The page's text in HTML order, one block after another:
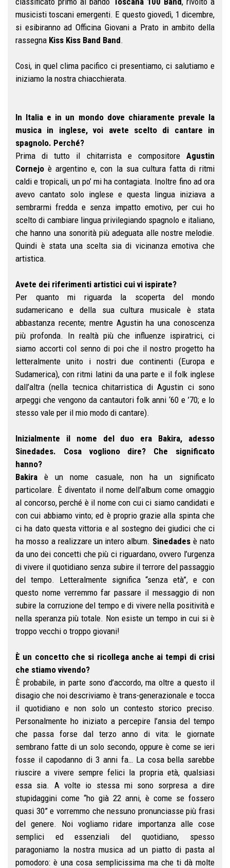
musicisti toscani emergenti. E questo giovedì, 1 dicembre,
si esibiranno ad Officina Giovani a Prato in ambito della
rassegna Kiss Kiss Band Band.
Cosi, in quel clima pacifico ci presentiamo, ci salutiamo e
iniziamo la nostra chiacchierata.
In Italia e in un mondo dove chiaramente prevale la
musica in inglese, voi avete scelto di cantare in
spagnolo. Perché?
Prima di tutto il chitarrista e compositore Agustin
Cornejo è argentino e, con la sua cultura fatta di ritmi
caldi e tropicali, un po’ mi ha contagiata. Inoltre fino ad ora
avevo cantato solo inglese e questa lingua iniziava a
sembrarmi fredda e senza impatto emotivo, per cui ho
scelto di cambiare lingua privilegiando spagnolo e italiano,
che hanno una sonorità più adeguata alle nostre melodie.
Quindi è stata una scelta sia di vicinanza emotiva che
artistica.
Avete dei riferimenti artistici cui vi ispirate?
Per quanto mi riguarda la scoperta del mondo
sudamericano e della sua cultura musicale è stata
abbastanza recente; mentre Agustin ha una conoscenza
più profonda. In realtà più che influenze ispiratrici, ci
siamo accorti col senno di poi che il nostro progetto ha
letteralmente unito i nostri due continenti (Europa e
Sudamerica), con ritmi latini da una parte e il folk inglese
dall’altra (nella tecnica chitarristica di Agustin ci sono
arpeggi che vengono da cantautori folk anni ‘60 e ’70; e lo
stesso vale per il mio modo di cantare).
Inizialmente il nome del duo era Bakira, adesso
Sinedades. Cosa vogliono dire? Che significato
hanno?
Bakira è un nome casuale, non ha un significato
particolare. È diventato il nome dell’album come omaggio
al concorso, perché è il nome con cui ci siamo candidati e
con cui abbiamo vinto; ed è proprio grazie alla spinta che
ci ha dato questa vittoria e al sostegno dei giudici che ci
ha mosso a realizzare un intero album. Sinedades è nato
da uno dei concetti che più ci riguardano, ovvero l’urgenza
di vivere il quotidiano senza subire il terrore del passaggio
del tempo. Letteralmente significa “senza età”, e con
questo nome verremmo far passare il messaggio di non
subire la corruzione del tempo e di vivere nella positività e
nella speranza più totale. Non esiste un tempo in cui si è
troppo vecchi o troppo giovani!
È un concetto che si ricollega anche ai tempi di crisi
che stiamo vivendo?
È probabile, in parte sono d’accordo, ma oltre a questo il
disagio che noi descriviamo è trans-generazionale e tocca
il quotidiano e non solo un contesto storico preciso.
Personalmente ho iniziato a percepire l’ansia del tempo
che passa forse dal terzo anno di vita: le giornate
sembrano fatte di un solo secondo, oppure è come se ieri
fosse il capodanno di 3 anni fa… La cosa bella sarebbe
riuscire a vivere sempre felici la propria età, qualsiasi
essa sia. A volte io stessa mi sono sorpresa a dire
stupidaggini come “ho già 22 anni, è come se fossero
quasi 30” e vorremmo che nessuno pronunciasse più frasi
del genere. Noi vogliamo ridare importanza alle cose
semplici ed essenziali del quotidiano, spesso
paragoniamo la nostra musica ad un piatto di pasta al
pomodoro: è una cosa semplicissima ma che ti dà molte